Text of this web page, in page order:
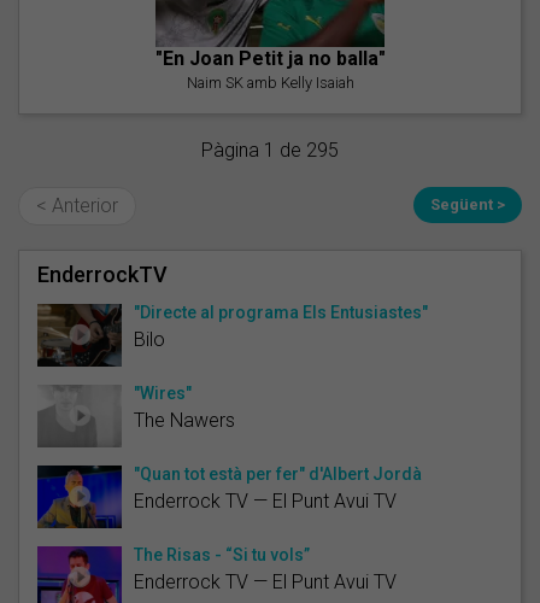
"En Joan Petit ja no balla"
Naim SK amb Kelly Isaiah
Pàgina 1 de 295
< Anterior Següent >
EnderrockTV
"Directe al programa Els Entusiastes"
Bilo
"Wires"
The Nawers
"Quan tot està per fer" d'Albert Jordà
Enderrock TV — El Punt Avui TV
The Risas - “Si tu vols”
Enderrock TV — El Punt Avui TV